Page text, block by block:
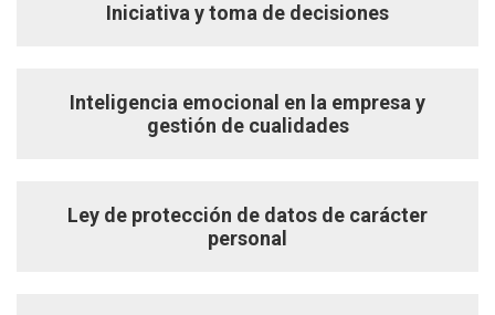
Iniciativa y toma de decisiones
Inteligencia emocional en la empresa y
gestión de cualidades
Ley de protección de datos de carácter
personal